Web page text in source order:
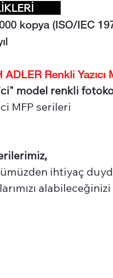
00 kopya (ISO/IEC
Renkli Yazıcı
model renkli
MFP serileri
ihtiyaç